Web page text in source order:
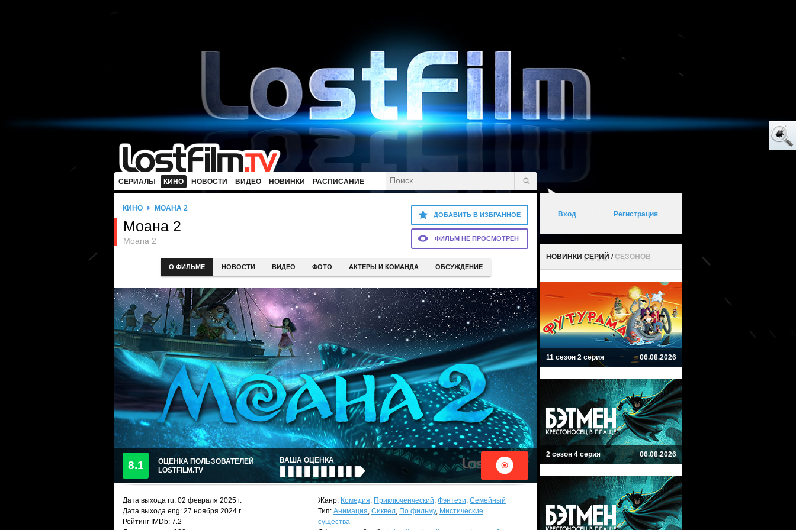
СЕРИАЛЫ КИНО НОВОСТИ ВИДЕО НОВИНКИ РАСПИСАНИЕ
ДОБАВИТЬ В ИЗБРАННОЕ
ФИЛЬМ НЕ ПРОСМОТРЕН
КИНО МОАНА 2
Моана 2
Moana 2
О ФИЛЬМЕ НОВОСТИ ВИДЕО ФОТО АКТЕРЫ И КОМАНДА ОБСУЖДЕНИЕ
8.1
ОЦЕНКА ПОЛЬЗОВАТЕЛЕЙ
LOSTFILM.TV
ВАША ОЦЕНКА
Дата выхода ru: 02 февраля 2025 г.
Дата выхода eng: 27 ноября 2024 г.
Рейтинг IMDb: 7.2
Жанр: Комедия, Приключенческий, Фэнтези, Семейный
Тип: Анимация, Сиквел, По фильму, Мистические
существа
Вход Регистрация
НОВИНКИ СЕРИЙ /СЕЗОНОВ
11 сезон 2 серия 06.08.2026
2 сезон 4 серия 06.08.2026